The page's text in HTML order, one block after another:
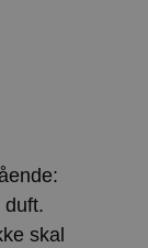
duft.
skal